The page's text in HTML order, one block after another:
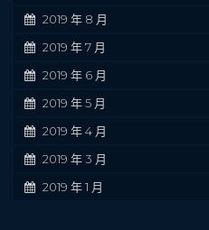
2019 年 8 月
2019 年 7 月
2019 年 6 月
2019 年 5 月
2019 年 4 月
2019 年 3 月
2019 年 1 月